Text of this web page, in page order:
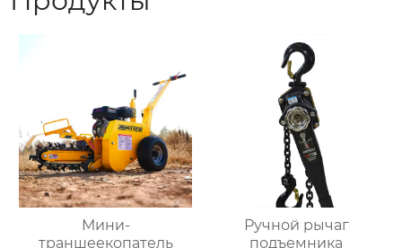
Мини-
траншеекопатель
Ручной рычаг
подъемника